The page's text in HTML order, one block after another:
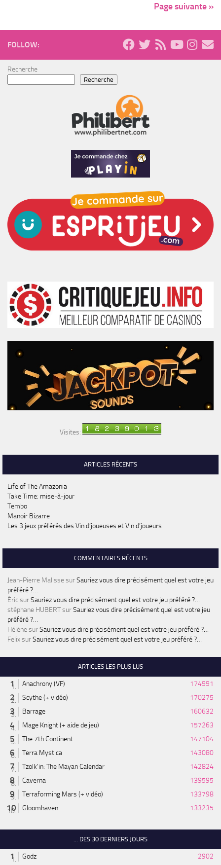
Page suivante »
FOLLOW:
Recherche
Recherche
Visites:
ARTICLES RÉCENTS
Life of The Amazonia
Take Time: mise-à-jour
Tembo
Manoir Bizarre
Les 3 jeux préférés des Vin d’joueuses et Vin d’joueurs
COMMENTAIRES RÉCENTS
Jean-Pierre MalissesurSauriez vous dire précisément quel est votre jeu
préféré ?…
ÉricsurSauriez vous dire précisément quel est votre jeu préféré ?…
stéphane HUBERTsurSauriez vous dire précisément quel est votre jeu
préféré ?…
HélènesurSauriez vous dire précisément quel est votre jeu préféré ?…
FelixsurSauriez vous dire précisément quel est votre jeu préféré ?…
ARTICLES LES PLUS LUS
Anachrony (VF)
174991
Scythe (+ vidéo)
170275
Barrage
160632
Mage Knight (+ aide de jeu)
157263
The 7th Continent
147104
Terra Mystica
143080
Tzolk'in: The Mayan Calendar
142824
Caverna
139595
Terraforming Mars (+ vidéo)
133798
Gloomhaven
133235
... DES 30 DERNIERS JOURS
Godz
2902